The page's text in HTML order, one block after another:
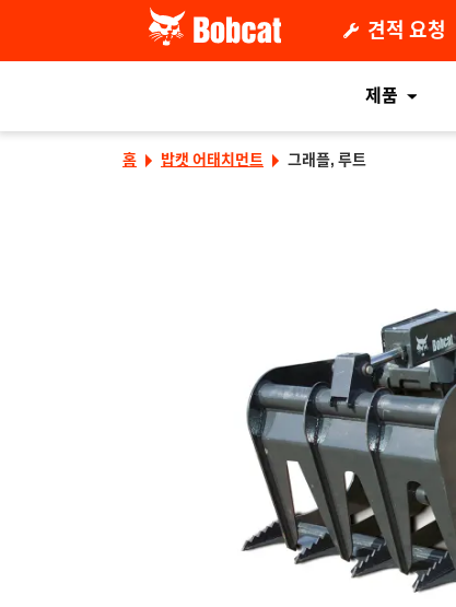
견적 요청
제품
홈 밥캣 어태치먼트 그래플, 루트